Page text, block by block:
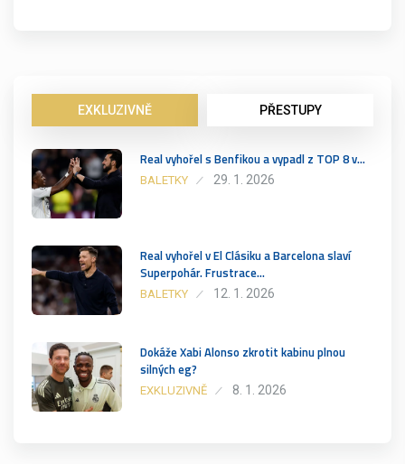
EXKLUZIVNĚ PŘESTUPY
Real vyhořel s Benfikou a vypadl z TOP 8 v…
BALETKY 29. 1. 2026
Real vyhořel v El Clásiku a Barcelona slaví
Superpohár. Frustrace…
BALETKY 12. 1. 2026
Dokáže Xabi Alonso zkrotit kabinu plnou
silných eg?
EXKLUZIVNĚ 8. 1. 2026